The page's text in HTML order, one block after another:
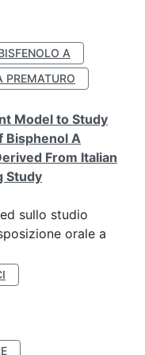
A
PREMATURO
Model to Study
Bisphenol A
From Italian
Study
sullo studio
orale a